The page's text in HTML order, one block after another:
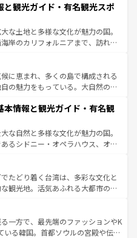
い。
や、スイスならではのユニークな
観光だけでなく町歩きも満喫する
得が高いため物価も高いが、旅行
サービスもあり、うまく活用すれ
と観光ガイド・有名観光スポ
な土地と多様な文化が魅力の国。
岸のカリフォルニアまで、訪れる
光、ショッピング、エンターテイ
的なスポットだ。一方、アメリカ
、グランドキャニオンやイエロー
は、音楽と美食が融合した独特の
メリカの各地域で異なる魅力を楽
と豊かな歴史を感じることができ
トリップや列車の旅も、アメリカ
に恵まれ、多くの島で構成される
の魅力をもっている。大自然の神
た、定番の観光地といえばオアフ
めるならマウイ島やカウアイ島が
リーンに輝く海をはじめ、豊かな
る。「アロハスピリット」と呼ば
フードやハワイアンミュージッ
など、すべてがハワイの魅力を彩
新しい発見と感動が待っているハ
本情報と観光ガイド・有名観
な自然と多様な文化が魅力の国。
るシドニー・オペラハウス、オー
にそびえるウルル（エアーズロッ
い原生林やケアンズの熱帯雨林な
。また、カフェやワイン、オージ
充実しており、サーフィンやダイ
、アウトドア好きにはたまらな
彩な魅力を存分に味わいつくそ
たどり着く台湾は、多彩な文化と
観光地。活気あふれる大都市の台
である台湾東部など、都市の喧騒
ており、訪れる人に新しい発見と
。また、奥深い台湾の食文化も魅
一方で、最先端のファッションやK
いる韓国。首都ソウルの宮殿や伝統